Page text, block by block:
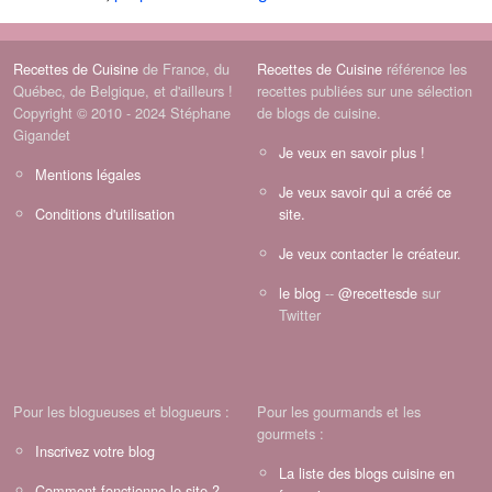
Recettes de Cuisine de France, du
Québec, de Belgique, et d'ailleurs !
Copyright © 2010 - 2024 Stéphane
Gigandet
Mentions légales
Conditions d'utilisation
Recettes de Cuisine référence les
recettes publiées sur une sélection
de blogs de cuisine.
Je veux en savoir plus !
Je veux savoir qui a créé ce
site.
Je veux contacter le créateur.
le blog -- @recettesde sur
Twitter
Pour les blogueuses et blogueurs :
Inscrivez votre blog
Pour les gourmands et les
gourmets :
La liste des blogs cuisine en